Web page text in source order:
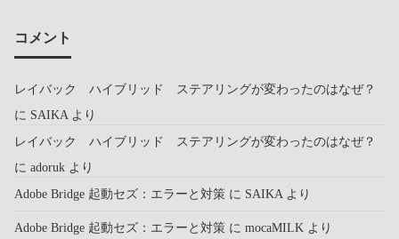
コメント
レイバック ハイブリッド ステアリングが変わったのはなぜ？
に SAIKA より
レイバック ハイブリッド ステアリングが変わったのはなぜ？
に adoruk より
Adobe Bridge 起動セズ：エラーと対策 に SAIKA より
Adobe Bridge 起動セズ：エラーと対策 に mocaMILK より